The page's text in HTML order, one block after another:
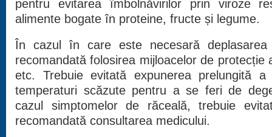
pentru evitarea îmbolnăvirilor prin viroze
alimente bogate în proteine, fructe și legume.
În cazul în care este necesară
recomandată folosirea mijloacelor de protecție
etc. Trebuie evitată expunerea prelungită
temperaturi scăzute pentru a se feri de
cazul simptomelor de răceală, trebuie
recomandată consultarea medicului.